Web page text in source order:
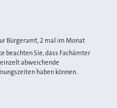
Bürgeramt, 2 mal im Monat
beachten Sie, dass Fachämter
abweichende
haben können.